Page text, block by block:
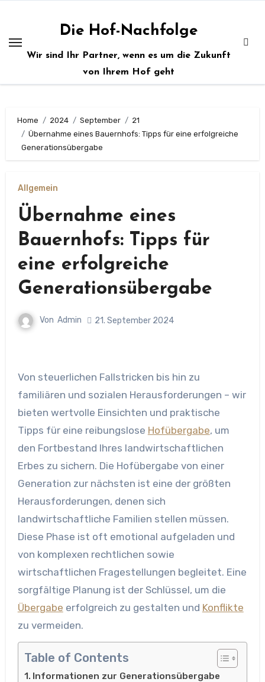
springen
Die Hof-Nachfolge
Wir sind Ihr Partner, wenn es um die Zukunft
von Ihrem Hof geht
Home 2024 September
21
Übernahme eines Bauernhofs: Tipps für eine erfolgreiche
Generationsübergabe
Allgemein
Übernahme eines
Bauernhofs: Tipps für
eine erfolgreiche
Generationsübergabe
Von Admin 21. September 2024
Von steuerlichen Fallstricken bis hin zu
familiären und sozialen Herausforderungen – wir
bieten wertvolle Einsichten und praktische
Tipps für eine reibungslose Hofübergabe, um
den Fortbestand Ihres landwirtschaftlichen
Erbes zu sichern. Die Hofübergabe von einer
Generation zur nächsten ist eine der größten
Herausforderungen, denen sich
landwirtschaftliche Familien stellen müssen.
Diese Phase ist oft emotional aufgeladen und
von komplexen rechtlichen sowie
wirtschaftlichen Fragestellungen begleitet. Eine
sorgfältige Planung ist der Schlüssel, um die
Übergabe erfolgreich zu gestalten und Konflikte
zu vermeiden.
Table of Contents
Informationen zur Generationsübergabe